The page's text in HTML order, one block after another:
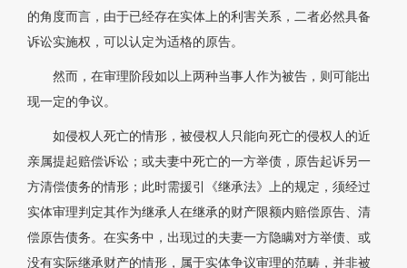
的角度而言，由于已经存在实体上的利害关系，二者必然具备
诉讼实施权，可以认定为适格的原告。
然而，在审理阶段如以上两种当事人作为被告，则可能出
现一定的争议。
如侵权人死亡的情形，被侵权人只能向死亡的侵权人的近
亲属提起赔偿诉讼；或夫妻中死亡的一方举债，原告起诉另一
方清偿债务的情形；此时需援引《继承法》上的规定，须经过
实体审理判定其作为继承人在继承的财产限额内赔偿原告、清
偿原告债务。在实务中，出现过的夫妻一方隐瞒对方举债、或
没有实际继承财产的情形，属于实体争议审理的范畴，并非被